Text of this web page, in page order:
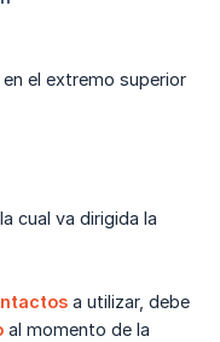
en el extremo superior
cual va dirigida la
a utilizar, debe
al momento de la